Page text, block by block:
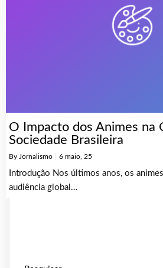
O Impacto dos Animes na
Sociedade Brasileira
By Jornalismo 6 maio, 25
Introdução Nos últimos anos, os
audiência global…